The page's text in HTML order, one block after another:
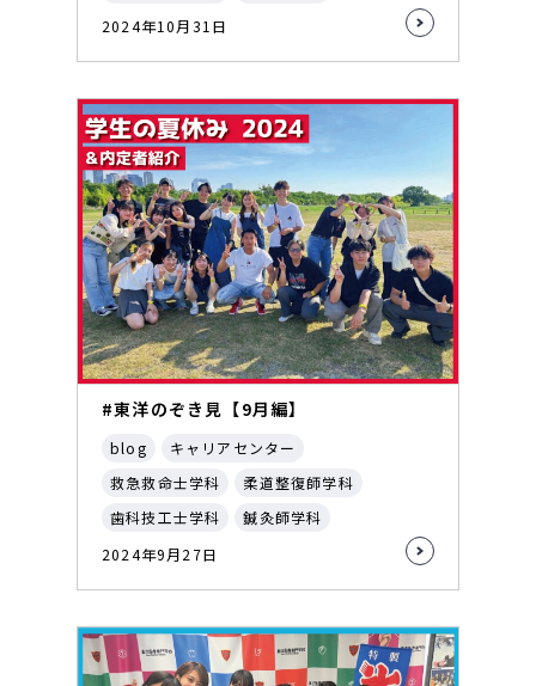
2024年10月31日
#東洋のぞき見【9月編】
blog
キャリアセンター
救急救命士学科
柔道整復師学科
歯科技工士学科
鍼灸師学科
2024年9月27日